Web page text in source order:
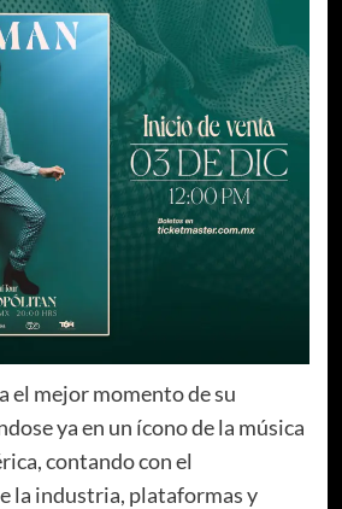
el mejor momento de su
ya en un ícono de la música
contando con el
la industria, plataformas y